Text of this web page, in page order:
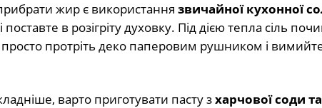
жир є використання звичайної кухонної
в розігріту духовку. Під дією тепла сіль
протріть деко паперовим рушником і вимийте
варто приготувати пасту зхарчової соди